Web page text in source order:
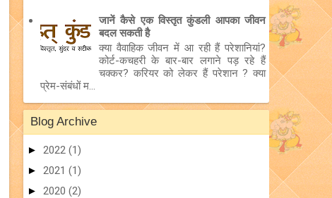
जानें कैसे एक विस्तृत कुंडली आपका जीवन
बदल सकती है
क्या वैवाहिक जीवन में आ रही हैं परेशानियां?
कोर्ट-कचहरी के बार-बार लगाने पड़ रहे हैं
चक्कर? करियर को लेकर हैं परेशान ? क्या
प्रेम-संबंधों म...
Blog Archive
► 2022 (1)
► 2021 (1)
► 2020 (2)